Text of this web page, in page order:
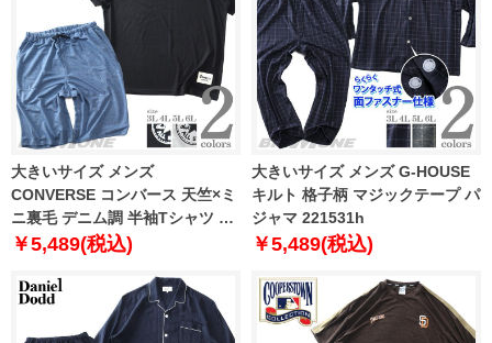
大きいサイズ メンズ
CONVERSE コンバース 天竺×ミ
ニ裏毛 デニム調 半袖Tシャツ +
ハーフパンツ 上下セット
￥5,489(税込)
大きいサイズ メンズ G-HOUSE
キルト 格子柄 マジックテープ パ
ジャマ 221531h
￥5,489(税込)